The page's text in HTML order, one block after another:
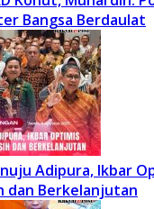
Bangsa Berdaulat
Adipura, Ikbar
dan Berkelanjutan